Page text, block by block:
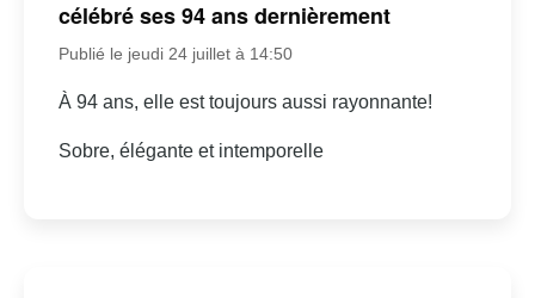
célébré ses 94 ans dernièrement
Publié le jeudi 24 juillet à 14:50
À 94 ans, elle est toujours aussi rayonnante!
Sobre, élégante et intemporelle